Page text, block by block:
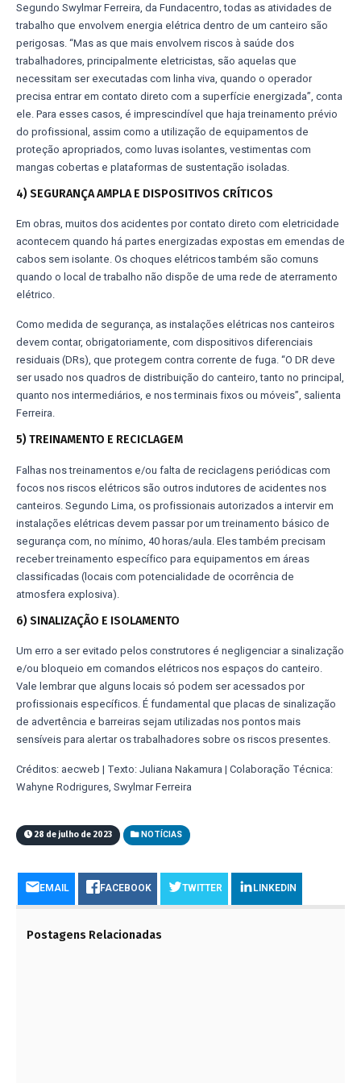
Segundo Swylmar Ferreira, da Fundacentro, todas as atividades de
trabalho que envolvem energia elétrica dentro de um canteiro são
perigosas. “Mas as que mais envolvem riscos à saúde dos
trabalhadores, principalmente eletricistas, são aquelas que
necessitam ser executadas com linha viva, quando o operador
precisa entrar em contato direto com a superfície energizada”, conta
ele. Para esses casos, é imprescindível que haja treinamento prévio
do profissional, assim como a utilização de equipamentos de
proteção apropriados, como luvas isolantes, vestimentas com
mangas cobertas e plataformas de sustentação isoladas.
4) SEGURANÇA AMPLA E DISPOSITIVOS CRÍTICOS
Em obras, muitos dos acidentes por contato direto com eletricidade
acontecem quando há partes energizadas expostas em emendas de
cabos sem isolante. Os choques elétricos também são comuns
quando o local de trabalho não dispõe de uma rede de aterramento
elétrico.
Como medida de segurança, as instalações elétricas nos canteiros
devem contar, obrigatoriamente, com dispositivos diferenciais
residuais (DRs), que protegem contra corrente de fuga. “O DR deve
ser usado nos quadros de distribuição do canteiro, tanto no principal,
quanto nos intermediários, e nos terminais fixos ou móveis”, salienta
Ferreira.
5) TREINAMENTO E RECICLAGEM
Falhas nos treinamentos e/ou falta de reciclagens periódicas com
focos nos riscos elétricos são outros indutores de acidentes nos
canteiros. Segundo Lima, os profissionais autorizados a intervir em
instalações elétricas devem passar por um treinamento básico de
segurança com, no mínimo, 40 horas/aula. Eles também precisam
receber treinamento específico para equipamentos em áreas
classificadas (locais com potencialidade de ocorrência de
atmosfera explosiva).
6) SINALIZAÇÃO E ISOLAMENTO
Um erro a ser evitado pelos construtores é negligenciar a sinalização
e/ou bloqueio em comandos elétricos nos espaços do canteiro.
Vale lembrar que alguns locais só podem ser acessados por
profissionais específicos. É fundamental que placas de sinalização
de advertência e barreiras sejam utilizadas nos pontos mais
sensíveis para alertar os trabalhadores sobre os riscos presentes.
Créditos: aecweb | Texto: Juliana Nakamura | Colaboração Técnica:
Wahyne Rodrigures, Swylmar Ferreira
28 de julho de 2023 NOTÍCIAS
EMAIL FACEBOOK TWITTER LINKEDIN
Postagens Relacionadas